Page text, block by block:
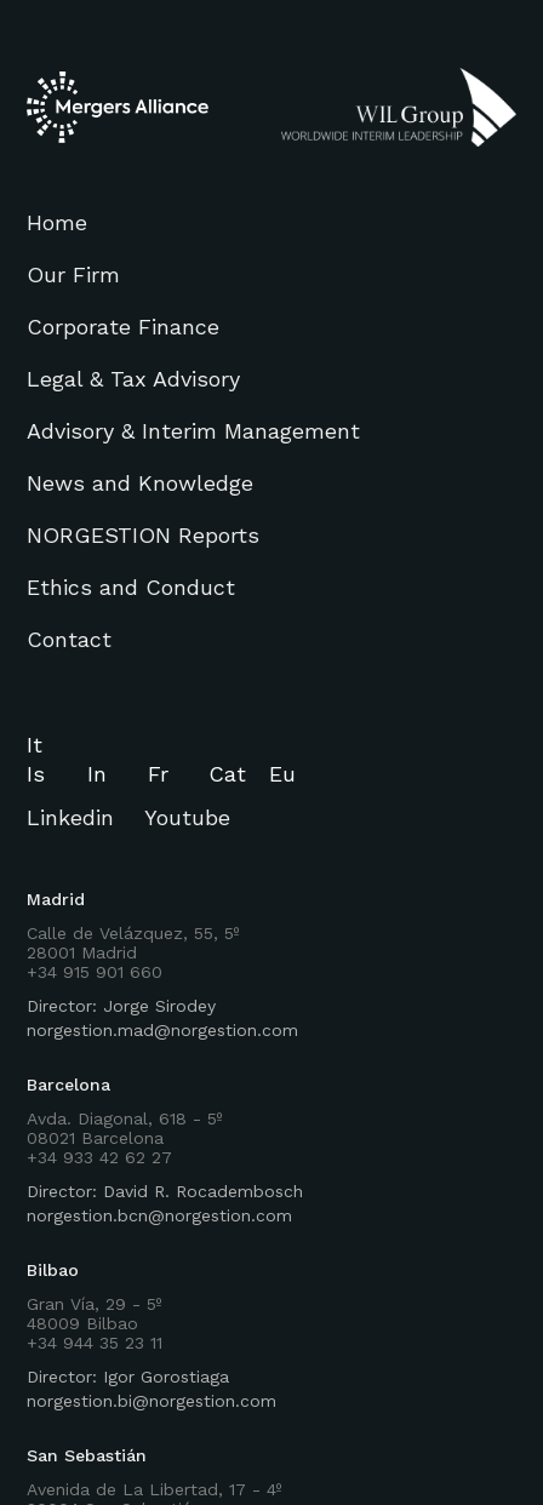
Home
Our Firm
Corporate Finance
Legal & Tax Advisory
Advisory & Interim Management
News and Knowledge
NORGESTION Reports
Ethics and Conduct
Contact
Madrid
Calle de Velázquez, 55, 5º
28001 Madrid
+34 915 901 660
Director: Jorge Sirodey
norgestion.mad@norgestion.com
Barcelona
Avda. Diagonal, 618 - 5º
08021 Barcelona
+34 933 42 62 27
Director: David R. Rocadembosch
norgestion.bcn@norgestion.com
Bilbao
Gran Vía, 29 - 5º
48009 Bilbao
+34 944 35 23 11
Director: Igor Gorostiaga
norgestion.bi@norgestion.com
San Sebastián
Avenida de La Libertad, 17 - 4º
It
Is
In Fr Cat
Eu
Linkedin
Youtube